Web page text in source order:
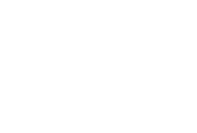
Disponibilizamos
melhores
Internet para os
Sempre
melhor para você